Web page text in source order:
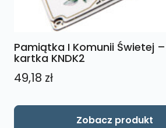
Pamiątka I Komunii Świetej
kartka KNDK2
49,18 zł
Zobacz produkt